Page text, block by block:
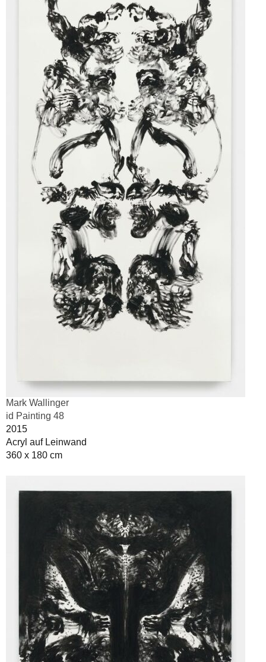
Mark Wallinger
id Painting 48
2015
Acryl auf Leinwand
360 x 180 cm